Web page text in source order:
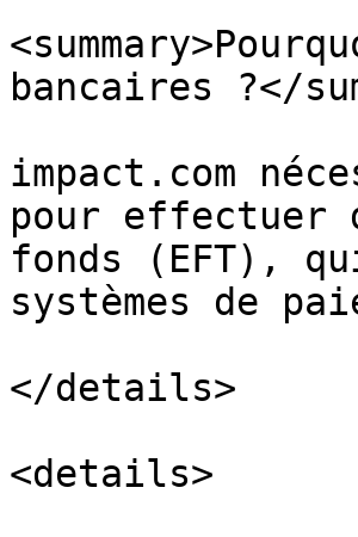
bancaires ?</
impact.com
pour effectuer
fonds (EFT),
systèmes de
</details>
<details>